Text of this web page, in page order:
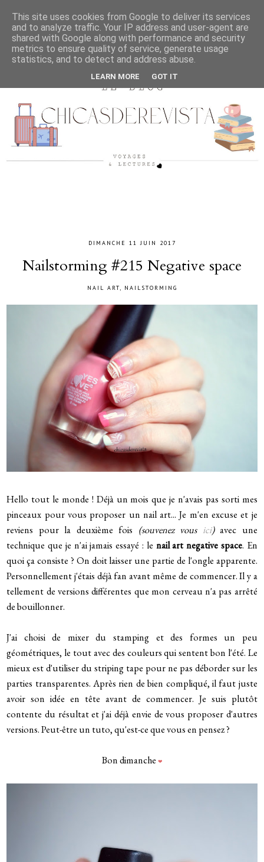
DIMANCHE 11 JUIN 2017
Nailstorming #215 Negative space
NAIL ART, NAILSTORMING
Hello tout le monde ! Déjà un mois que je n'avais pas sorti mes
pinceaux pour vous proposer un nail art... Je m'en excuse et je
reviens pour la deuxième fois (souvenez vous ici)avec une
technique que je n'ai jamais essayé : le nail art negative space. En
quoi ça consiste ? On doit laisser une partie de l'ongle apparente.
Personnellement j'étais déjà fan avant même de commencer. Il y a
tellement de versions différentes que mon cerveau n'a pas arrêté
de bouillonner.
J'ai choisi de mixer du stamping et des formes un peu
géométriques, le tout avec des couleurs qui sentent bon l'été. Le
mieux est d'utiliser du striping tape pour ne pas déborder sur les
parties transparentes. Après rien de bien compliqué, il faut juste
avoir son idée en tête avant de commencer. Je suis plutôt
contente du résultat et j'ai déjà envie de vous proposer d'autres
versions. Peut-être un tuto, qu'est-ce que vous en pensez ?
Bon dimanche ❤
This site uses cookies from Google to deliver its services
and to analyze traffic. Your IP address and user-agent are
shared with Google along with performance and security
metrics to ensure quality of service, generate usage
statistics, and to detect and address abuse.
LEARN MORE GOT IT